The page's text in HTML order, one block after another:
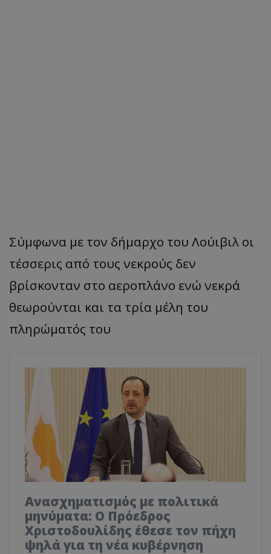
Σύμφωνα με τον δήμαρχο του Λούιβιλ οι
τέσσερις από τους νεκρούς δεν
βρίσκονταν στο αεροπλάνο ενώ νεκρά
θεωρούνται και τα τρία μέλη του
πληρώματός του
Ανασχηματισμός με πολιτικά
μηνύματα: Ο Πρόεδρος
Χριστοδουλίδης έθεσε τον πήχη
ψηλά για τη νέα κυβέρνηση